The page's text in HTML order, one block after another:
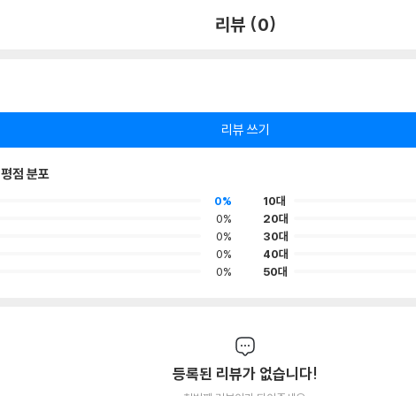
리뷰 (0)
리뷰 쓰기
평점 분포
0%
0%
0%
0%
0%
10대
20대
30대
40대
50대
등록된 리뷰가 없습니다!